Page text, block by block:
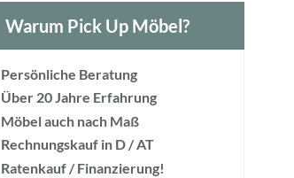
Warum Pick Up Möbel?
Persönliche Beratung
Über 20 Jahre Erfahrung
Möbel auch nach Maß
Rechnungskauf in D / AT
Ratenkauf / Finanzierung!